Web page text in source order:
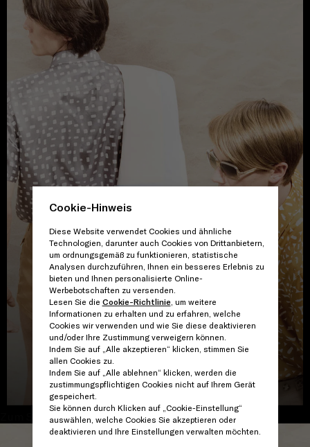
Cookie-Hinweis
Diese Website verwendet Cookies und ähnliche
Technologien, darunter auch Cookies von Drittanbietern,
um ordnungsgemäß zu funktionieren, statistische
Analysen durchzuführen, Ihnen ein besseres Erlebnis zu
bieten und Ihnen personalisierte Online-
Werbebotschaften zu versenden.
Lesen Sie die Cookie-Richtlinie, um weitere
Informationen zu erhalten und zu erfahren, welche
Cookies wir verwenden und wie Sie diese deaktivieren
und/oder Ihre Zustimmung verweigern können.
Indem Sie auf „Alle akzeptieren“ klicken, stimmen Sie
allen Cookies zu.
Indem Sie auf „Alle ablehnen“ klicken, werden die
zustimmungspflichtigen Cookies nicht auf Ihrem Gerät
gespeichert.
Sie können durch Klicken auf „Cookie-Einstellung“
auswählen, welche Cookies Sie akzeptieren oder
deaktivieren und Ihre Einstellungen verwalten möchten.
GALERIE ANSEHEN
Zum Schließen fortfahren